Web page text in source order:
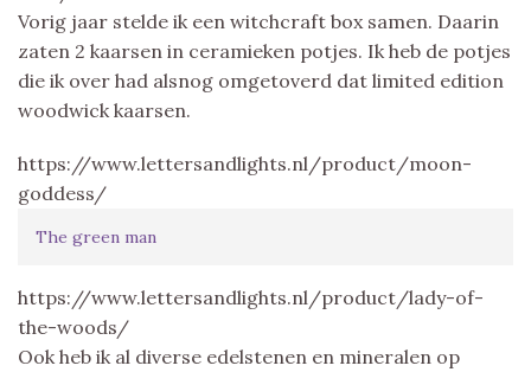
Vorig jaar stelde ik een witchcraft box samen. Daarin
zaten 2 kaarsen in ceramieken potjes. Ik heb de potjes
die ik over had alsnog omgetoverd dat limited edition
woodwick kaarsen.
https://www.lettersandlights.nl/product/moon-
goddess/
The green man
https://www.lettersandlights.nl/product/lady-of-
the-woods/
Ook heb ik al diverse edelstenen en mineralen op